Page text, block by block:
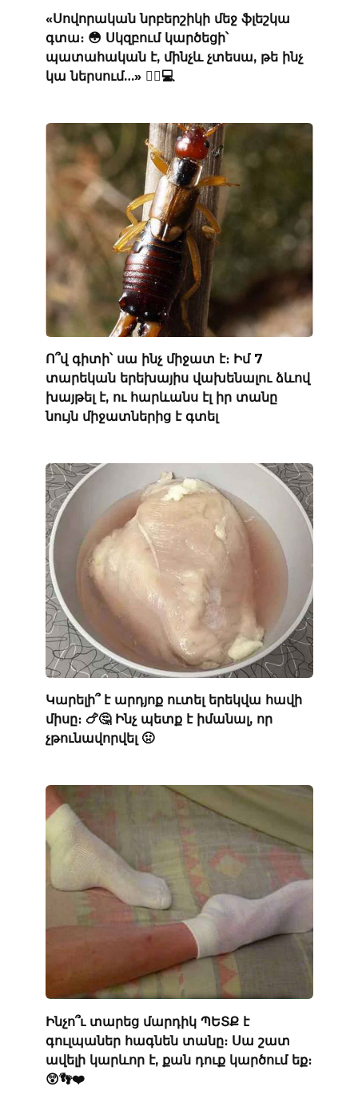
«Սովորական նրբերշիկի մեջ ֆլեշկա
գտա։ 😳 Սկզբում կարծեցի՝
պատահական է, մինչև չտեսա, թե ինչ
կա ներսում…» 🕵️‍♂️💻
Ո՞վ գիտի՝ սա ինչ միջատ է։ Իմ 7
տարեկան երեխայիս վախենալու ձևով
խայթել է, ու հարևանս էլ իր տանը
նույն միջատներից է գտել
Կարելի՞ է արդյոք ուտել երեկվա հավի
միսը։ 🍗🤔 Ինչ պետք է իմանալ, որ
չթունավորվել 🤢
Ինչո՞ւ տարեց մարդիկ ՊԵՏՔ է
գուլպաներ հագնեն տանը։ Սա շատ
ավելի կարևոր է, քան դուք կարծում եք։
😲👣❤️